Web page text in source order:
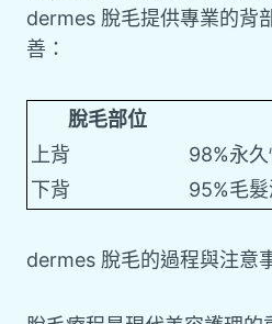
dermes 脫毛提供專業的背
善：
脫毛部位
上背
98%永
下背
95%毛
dermes 脫毛的過程與注意